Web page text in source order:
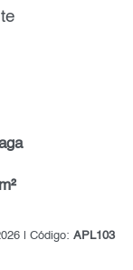
| Código: APL103